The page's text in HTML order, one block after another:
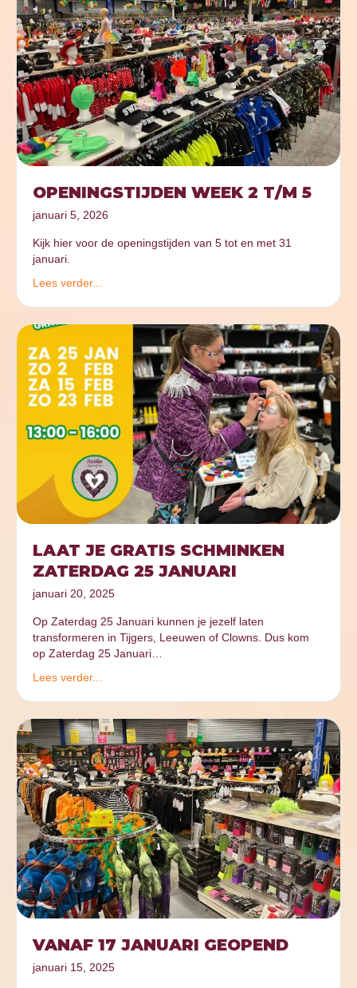
OPENINGSTIJDEN WEEK 2 T/M 5
januari 5, 2026
Kijk hier voor de openingstijden van 5 tot en met 31
januari.
Lees verder...
LAAT JE GRATIS SCHMINKEN
ZATERDAG 25 JANUARI
januari 20, 2025
Op Zaterdag 25 Januari kunnen je jezelf laten
transformeren in Tijgers, Leeuwen of Clowns. Dus kom
op Zaterdag 25 Januari…
Lees verder...
VANAF 17 JANUARI GEOPEND
januari 15, 2025